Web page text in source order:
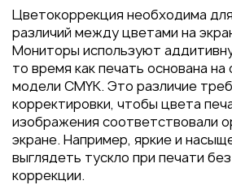
Пакеты
Конверты
Журналы
Полиграфия
под ключ
Полиграфия к
Цветокоррекция необходима
различий между цветами на
Мониторы используют
то время как печать основана на
модели CMYK. Это различие
корректировки, чтобы цвета
изображения соответствовали
экране. Например, яркие и
выглядеть тускло при печати
коррекции.